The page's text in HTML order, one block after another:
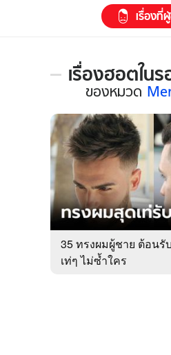
WeTV
ความรู้
ฮาวทู
เรื่องที่
เรื่องฮอตใน
เรื่อง
ใน
รอบ
สัปดาห์
ของ
หมวด
Men
Instyle
ของหมวด
35 ทรงผมผู้ชาย ต้อนรั
เท่ๆ ไม่ซ้ำใคร